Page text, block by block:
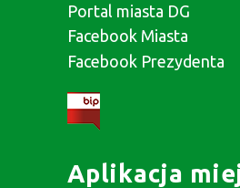
Portal miasta DG
Facebook Miasta
Facebook Prezydenta
Aplikacja